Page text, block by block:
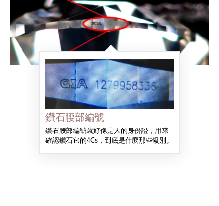
鑽石腰部編號
鑽石腰部編號就好像是人的身份證，用來
確認鑽石它的4Cs，到底是什麼那些級別。